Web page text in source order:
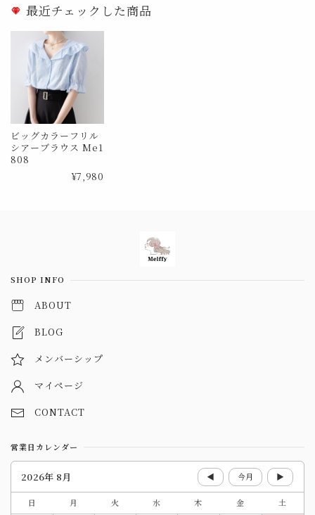
最近チェックした商品
ビッグカラーフリル
シアーブラウス Me1
808
¥7,980
SHOP INFO
ABOUT
BLOG
メンバーシップ
マイページ
CONTACT
営業日カレンダー
2026年 8月 ◀ 今月 ▶
日 月 火 水 木 金
土